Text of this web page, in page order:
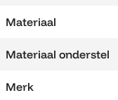
Materiaal
Materiaal onderstel
Merk